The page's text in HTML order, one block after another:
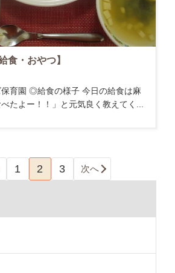
食・おやつ】
育園 ◎給食の様子 今日の給食は麻
たよー！！」と元気良く教えてく...
1 2 3 次へ